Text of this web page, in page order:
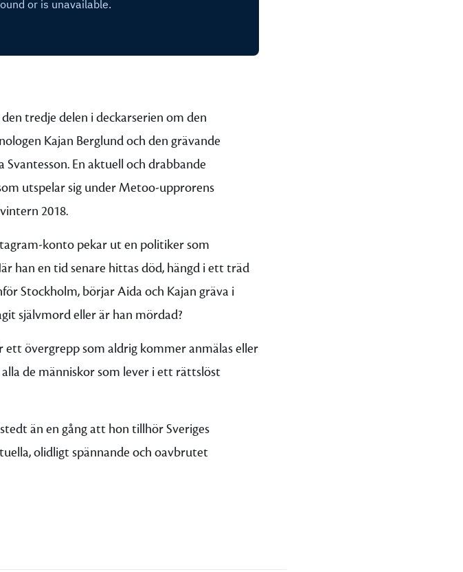
tredje delen i deckarserien om den
Kajan Berglund och den grävande
Svantesson. En aktuell och drabbande
utspelar sig under Metoo-upprorens
2018.
konto pekar ut en politiker som
han en tid senare hittas död, hängd i ett träd
Stockholm, börjar Aida och Kajan gräva i
självmord eller är han mördad?
övergrepp som aldrig kommer anmälas eller
de människor som lever i ett rättslöst
än en gång att hon tillhör Sveriges
olidligt spännande och oavbrutet